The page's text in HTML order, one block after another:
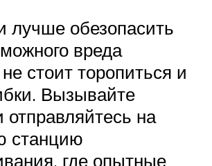
лучше обезопасить
вреда
стоит торопиться и
Вызывайте
отправляйтесь на
станцию
где опытные